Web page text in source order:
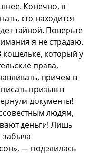
Конечно, я
кто находится
тайной. Поверьте
я не страдаю.
кошельке, который у
права,
причем в
призыв в
документы!
людям,
деньги! Лишь
забыла
— поделилась